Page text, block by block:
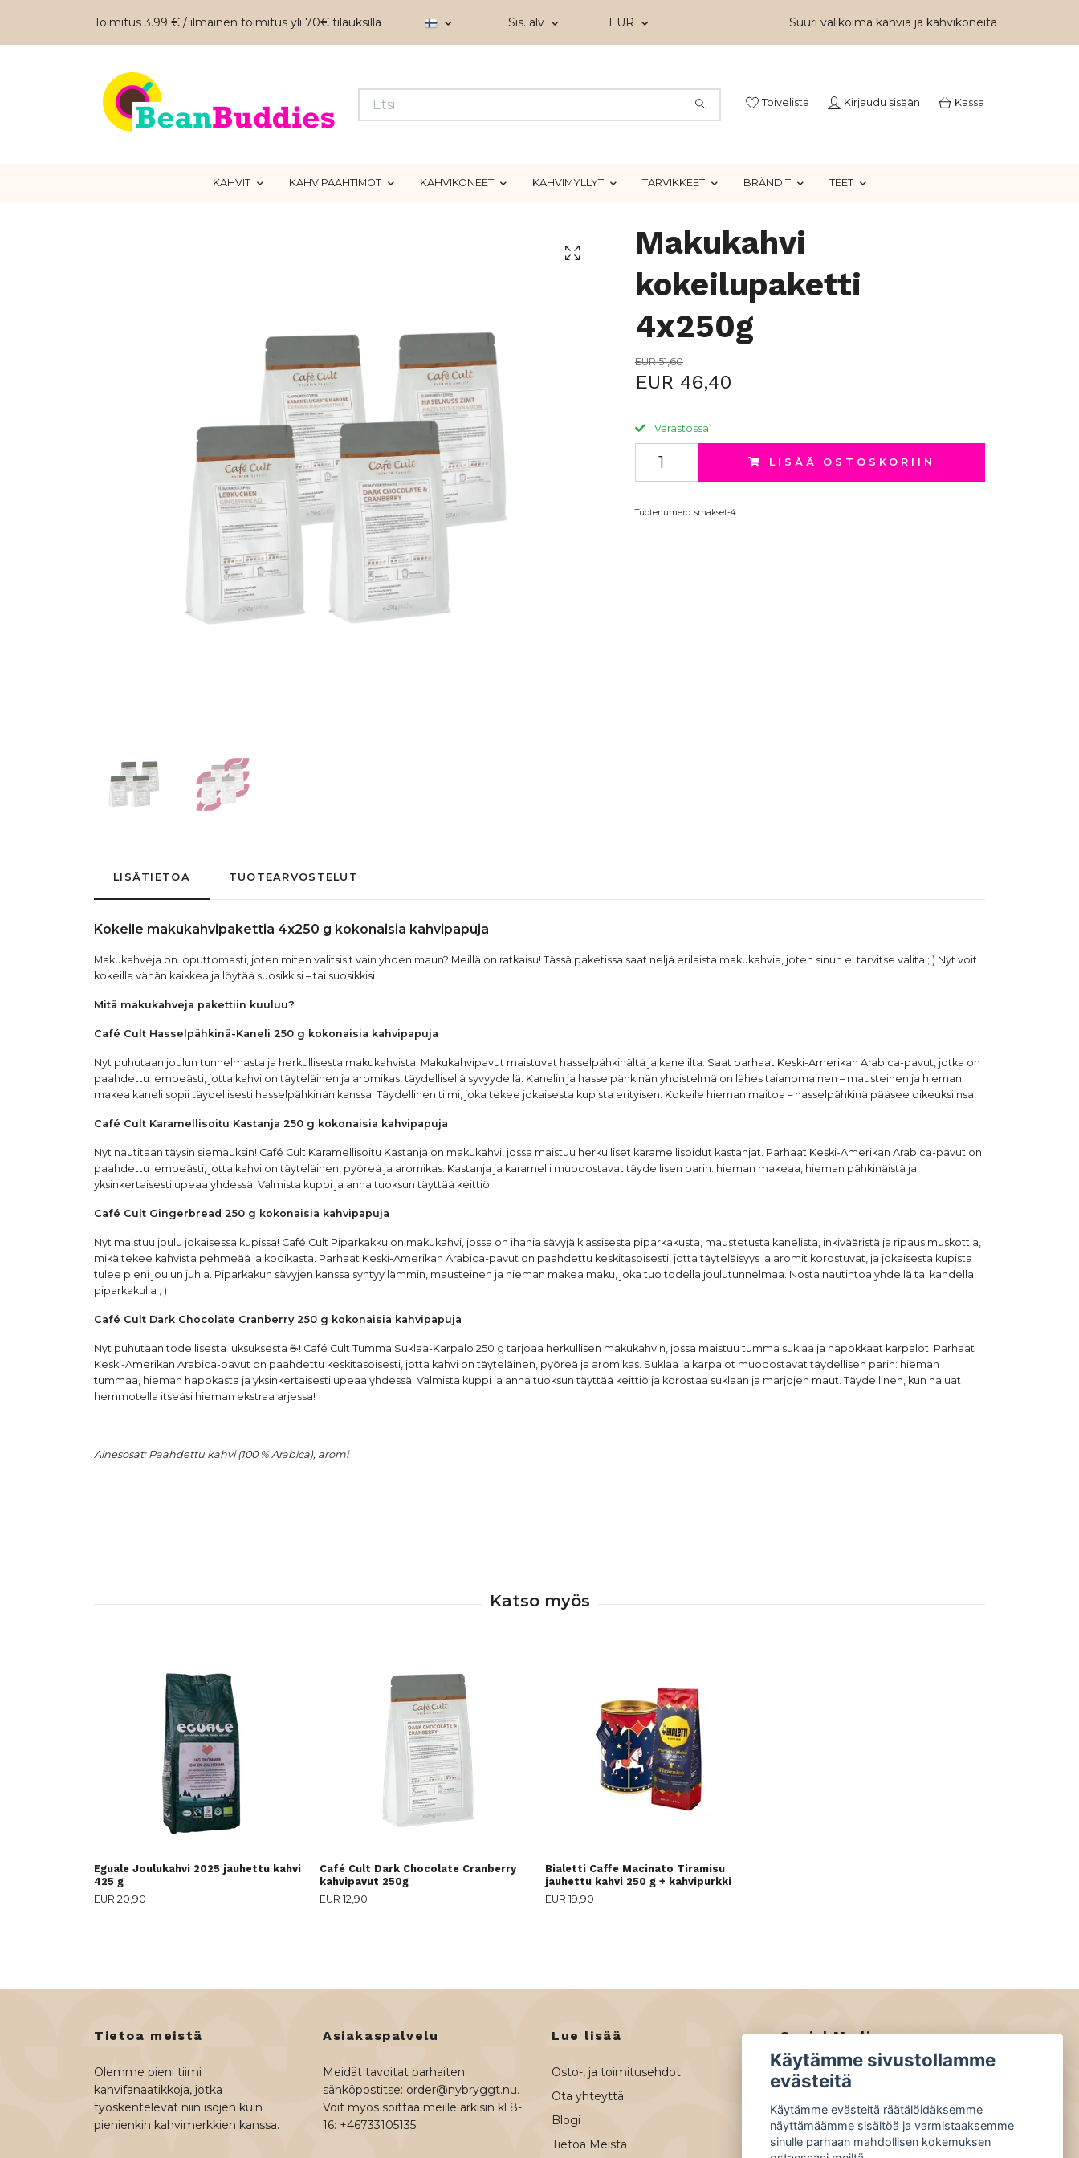
Toimitus 3.99 € / ilmainen toimitus yli 70€ tilauksilla Sis. alv EUR Suuri valikoima kahvia ja kahvikoneita
Toivelista Kirjaudu sisään Kassa
KAHVIT KAHVIPAAHTIMOT KAHVIKONEET KAHVIMYLLYT TARVIKKEET BRÄNDIT TEET
Makukahvi
kokeilupaketti
4x250g
EUR 51,60
EUR 46,40
Varastossa
LISÄÄ OSTOSKORIIN
Tuotenumero: smakset-4
LISÄTIETOA TUOTEARVOSTELUT
Kokeile makukahvipakettia 4x250 g kokonaisia kahvipapuja
Makukahveja on loputtomasti, joten miten valitsisit vain yhden maun? Meillä on ratkaisu! Tässä paketissa saat neljä erilaista makukahvia, joten sinun ei tarvitse valita ; ) Nyt voit
kokeilla vähän kaikkea ja löytää suosikkisi – tai suosikkisi.
Mitä makukahveja pakettiin kuuluu?
Café Cult Hasselpähkinä-Kaneli 250 g kokonaisia kahvipapuja
Nyt puhutaan joulun tunnelmasta ja herkullisesta makukahvista! Makukahvipavut maistuvat hasselpähkinältä ja kanelilta. Saat parhaat Keski-Amerikan Arabica-pavut, jotka on
paahdettu lempeästi, jotta kahvi on täyteläinen ja aromikas, täydellisellä syvyydellä. Kanelin ja hasselpähkinän yhdistelmä on lähes taianomainen – mausteinen ja hieman
makea kaneli sopii täydellisesti hasselpähkinän kanssa. Täydellinen tiimi, joka tekee jokaisesta kupista erityisen. Kokeile hieman maitoa – hasselpähkinä pääsee oikeuksiinsa!
Café Cult Karamellisoitu Kastanja 250 g kokonaisia kahvipapuja
Nyt nautitaan täysin siemauksin! Café Cult Karamellisoitu Kastanja on makukahvi, jossa maistuu herkulliset karamellisoidut kastanjat. Parhaat Keski-Amerikan Arabica-pavut on
paahdettu lempeästi, jotta kahvi on täyteläinen, pyöreä ja aromikas. Kastanja ja karamelli muodostavat täydellisen parin: hieman makeaa, hieman pähkinäistä ja
yksinkertaisesti upeaa yhdessä. Valmista kuppi ja anna tuoksun täyttää keittiö.
Café Cult Gingerbread 250 g kokonaisia kahvipapuja
Nyt maistuu joulu jokaisessa kupissa! Café Cult Piparkakku on makukahvi, jossa on ihania sävyjä klassisesta piparkakusta, maustetusta kanelista, inkivääristä ja ripaus muskottia,
mikä tekee kahvista pehmeää ja kodikasta. Parhaat Keski-Amerikan Arabica-pavut on paahdettu keskitasoisesti, jotta täyteläisyys ja aromit korostuvat, ja jokaisesta kupista
tulee pieni joulun juhla. Piparkakun sävyjen kanssa syntyy lämmin, mausteinen ja hieman makea maku, joka tuo todella joulutunnelmaa. Nosta nautintoa yhdellä tai kahdella
piparkakulla ; )
Café Cult Dark Chocolate Cranberry 250 g kokonaisia kahvipapuja
Nyt puhutaan todellisesta luksuksesta ☕! Café Cult Tumma Suklaa-Karpalo 250 g tarjoaa herkullisen makukahvin, jossa maistuu tumma suklaa ja hapokkaat karpalot. Parhaat
Keski-Amerikan Arabica-pavut on paahdettu keskitasoisesti, jotta kahvi on täyteläinen, pyöreä ja aromikas. Suklaa ja karpalot muodostavat täydellisen parin: hieman
tummaa, hieman hapokasta ja yksinkertaisesti upeaa yhdessä. Valmista kuppi ja anna tuoksun täyttää keittiö ja korostaa suklaan ja marjojen maut. Täydellinen, kun haluat
hemmotella itseäsi hieman ekstraa arjessa!
Ainesosat: Paahdettu kahvi (100 % Arabica), aromi
Eguale Joulukahvi 2025 jauhettu kahvi
425 g
EUR 20,90
Café Cult Dark Chocolate Cranberry
kahvipavut 250g
EUR 12,90
Bialetti Caffe Macinato Tiramisu
jauhettu kahvi 250 g + kahvipurkki
EUR 19,90
Tietoa meistä
Olemme pieni tiimi
kahvifanaatikkoja, jotka
työskentelevät niin isojen kuin
pienienkin kahvimerkkien kanssa.
Asiakaspalvelu
Meidät tavoitat parhaiten
sähköpostitse: order@nybryggt.nu.
Voit myös soittaa meille arkisin kl 8-
16: +46733105135
Lue lisää
Osto-, ja toimitusehdot
Ota yhteyttä
Blogi
Tietoa Meistä
Social Media
Facebook
Käytämme sivustollamme
evästeitä
Käytämme evästeitä räätälöidäksemme
näyttämäämme sisältöä ja varmistaaksemme
sinulle parhaan mahdollisen kokemuksen